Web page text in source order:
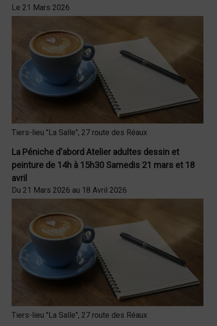
Le 21 Mars 2026
Tiers-lieu "La Salle", 27 route des Réaux
La Péniche d'abord Atelier adultes dessin et
peinture de 14h à 15h30 Samedis 21 mars et 18
avril
Du 21 Mars 2026 au 18 Avril 2026
Tiers-lieu "La Salle", 27 route des Réaux